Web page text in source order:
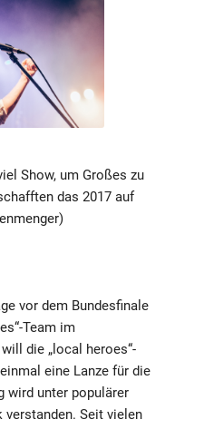
Show, um Großes zu
das 2017 auf
vor dem Bundesfinale
Team im
die „local heroes“-
eine Lanze für die
wird unter populärer
verstanden. Seit vielen